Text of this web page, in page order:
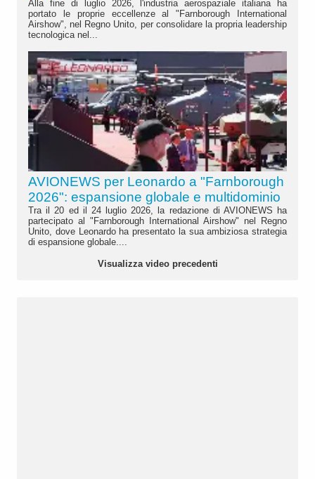
Alla fine di luglio 2026, l'industria aerospaziale italiana ha
portato le proprie eccellenze al "Farnborough International
Airshow", nel Regno Unito, per consolidare la propria leadership
tecnologica nel...
AVIONEWS per Leonardo a "Farnborough
2026": espansione globale e multidominio
Tra il 20 ed il 24 luglio 2026, la redazione di AVIONEWS ha
partecipato al "Farnborough International Airshow" nel Regno
Unito, dove Leonardo ha presentato la sua ambiziosa strategia
di espansione globale....
Visualizza video precedenti